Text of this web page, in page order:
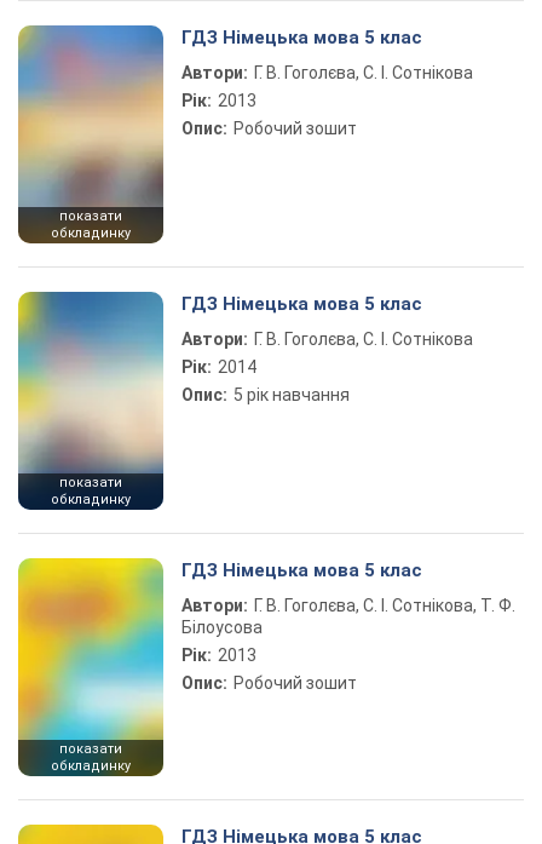
показати
обкладинку
ГДЗ Німецька мова 5 клас
Автори: Г. В. Гоголєва, С. І. Сотнікова
Рік: 2013
Опис: Робочий зошит
показати
обкладинку
ГДЗ Німецька мова 5 клас
Автори: Г. В. Гоголєва, С. І. Сотнікова
Рік: 2014
Опис: 5 рік навчання
показати
обкладинку
ГДЗ Німецька мова 5 клас
Автори: Г. В. Гоголєва, С. І. Сотнікова, Т. Ф.
Білоусова
Рік: 2013
Опис: Робочий зошит
ГДЗ Німецька мова 5 клас